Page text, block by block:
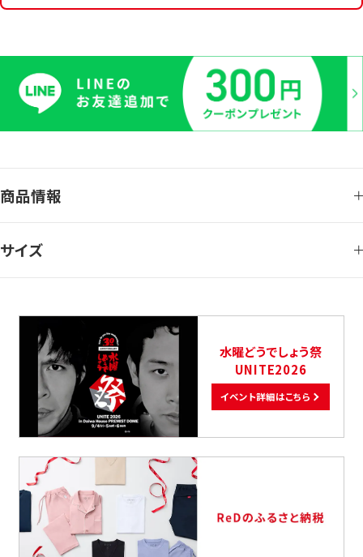
商品情報
サイズ
水曜どうでしょう祭
UNITE2026
イベント詳細はこちら